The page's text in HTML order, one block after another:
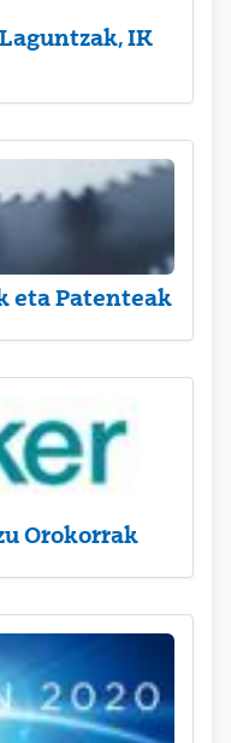
IK
eta Patenteak
Orokorrak